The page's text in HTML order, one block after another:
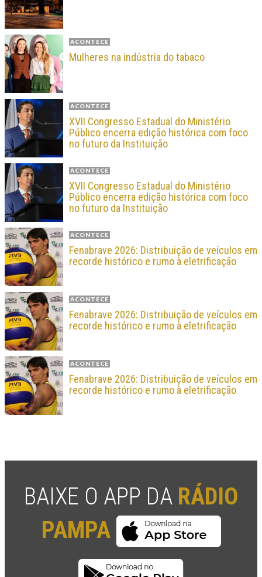
ACONTECE
Mulheres na indústria do tabaco
ACONTECE
XVII Congresso Estadual do Ministério
Público encerra edição histórica com foco
no futuro da Instituição
ACONTECE
XVII Congresso Estadual do Ministério
Público encerra edição histórica com foco
no futuro da Instituição
ACONTECE
Fenabrave 2026: Distribuição de veículos em
recorde histórico e rumo à eletrificação
ACONTECE
Fenabrave 2026: Distribuição de veículos em
recorde histórico e rumo à eletrificação
ACONTECE
Fenabrave 2026: Distribuição de veículos em
recorde histórico e rumo à eletrificação
BAIXE O APP DA RÁDIO
PAMPA